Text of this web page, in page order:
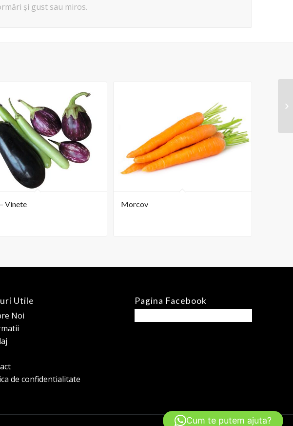
și gust sau miros.
Vinete Morcov
Utile
Noi
de confidentialitate
Pagina Facebook
Cum te putem ajuta?